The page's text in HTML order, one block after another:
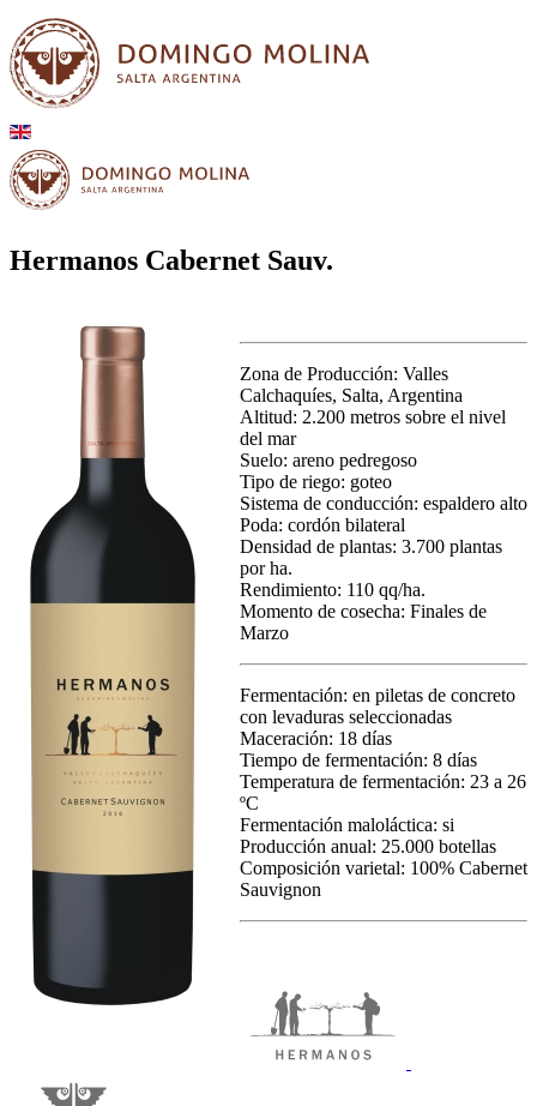
Hermanos Cabernet Sauv.
Zona de Producción: Valles
Calchaquíes, Salta, Argentina
Altitud: 2.200 metros sobre el nivel
del mar
Suelo: areno pedregoso
Tipo de riego: goteo
Sistema de conducción: espaldero alto
Poda: cordón bilateral
Densidad de plantas: 3.700 plantas
por ha.
Rendimiento: 110 qq/ha.
Momento de cosecha: Finales de
Marzo
Fermentación: en piletas de concreto
con levaduras seleccionadas
Maceración: 18 días
Tiempo de fermentación: 8 días
Temperatura de fermentación: 23 a 26
ºC
Fermentación maloláctica: si
Producción anual: 25.000 botellas
Composición varietal: 100% Cabernet
Sauvignon